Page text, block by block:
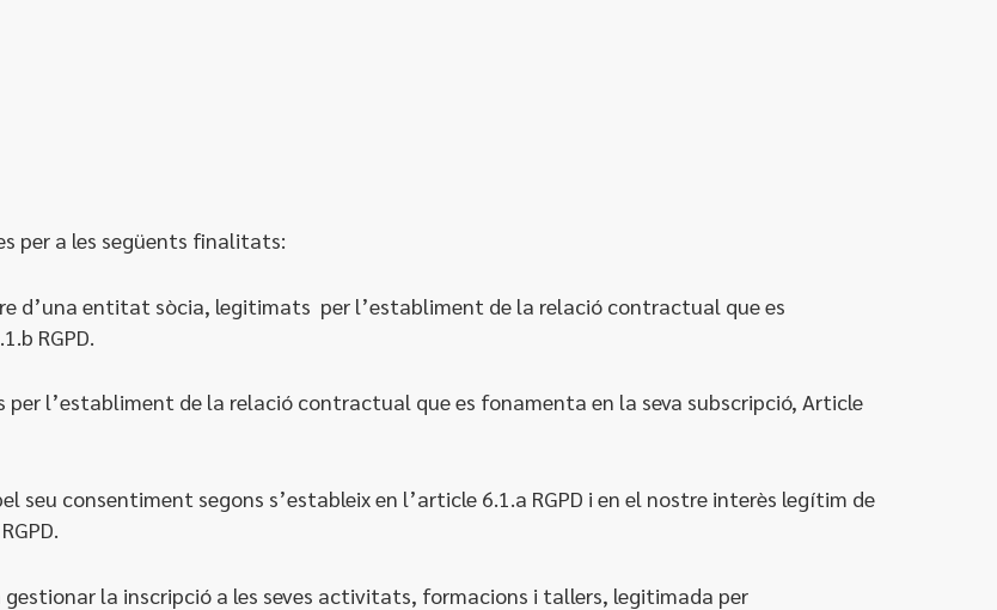
per a les següents finalitats:
d’una entitat sòcia, legitimats per l’establiment de la relació contractual que es
RGPD.
l’establiment de la relació contractual que es fonamenta en la seva subscripció, Article
seu consentiment segons s’estableix en l’article 6.1.a RGPD i en el nostre interès legítim de
la inscripció a les seves activitats, formacions i tallers, legitimada per